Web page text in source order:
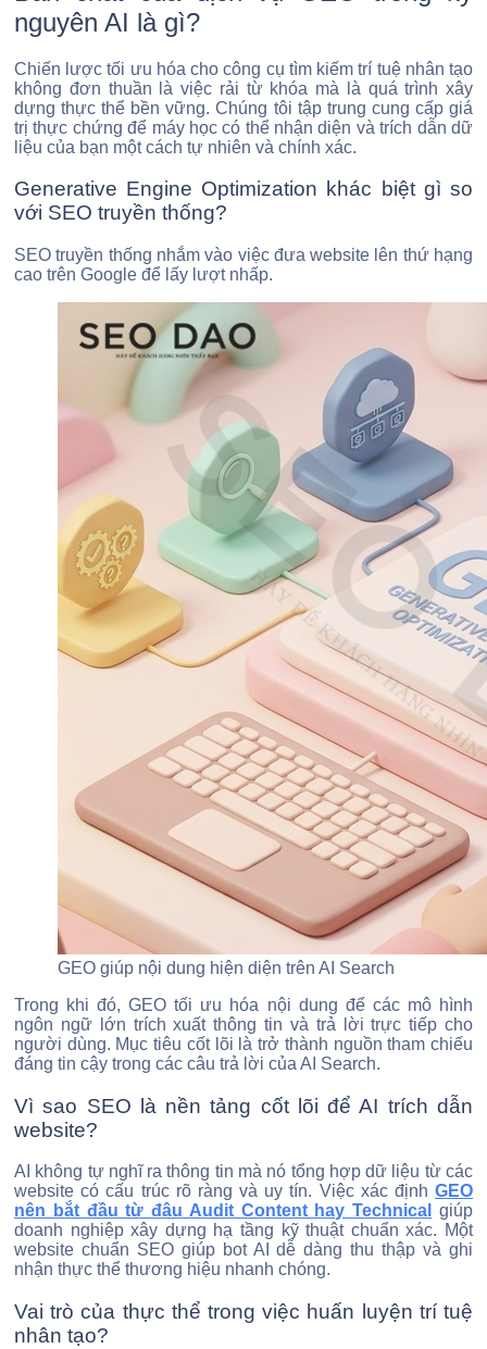
nguyên AI là gì?
Chiến lược tối ưu hóa cho công cụ tìm kiếm trí tuệ nhân tạo
không đơn thuần là việc rải từ khóa mà là quá trình xây
dựng thực thể bền vững. Chúng tôi tập trung cung cấp giá
trị thực chứng để máy học có thể nhận diện và trích dẫn dữ
liệu của bạn một cách tự nhiên và chính xác.
Generative Engine Optimization khác biệt gì so
với SEO truyền thống?
SEO truyền thống nhắm vào việc đưa website lên thứ hạng
cao trên Google để lấy lượt nhấp.
GEO giúp nội dung hiện diện trên AI Search
Trong khi đó, GEO tối ưu hóa nội dung để các mô hình
ngôn ngữ lớn trích xuất thông tin và trả lời trực tiếp cho
người dùng. Mục tiêu cốt lõi là trở thành nguồn tham chiếu
đáng tin cậy trong các câu trả lời của AI Search.
Vì sao SEO là nền tảng cốt lõi để AI trích dẫn
website?
AI không tự nghĩ ra thông tin mà nó tổng hợp dữ liệu từ các
website có cấu trúc rõ ràng và uy tín. Việc xác định GEO
nên bắt đầu từ đâu Audit Content hay Technical
giúp
doanh nghiệp xây dựng hạ tầng kỹ thuật chuẩn xác. Một
website chuẩn SEO giúp bot AI dễ dàng thu thập và ghi
nhận thực thể thương hiệu nhanh chóng.
Vai trò của thực thể trong việc huấn luyện trí tuệ
nhân tạo?